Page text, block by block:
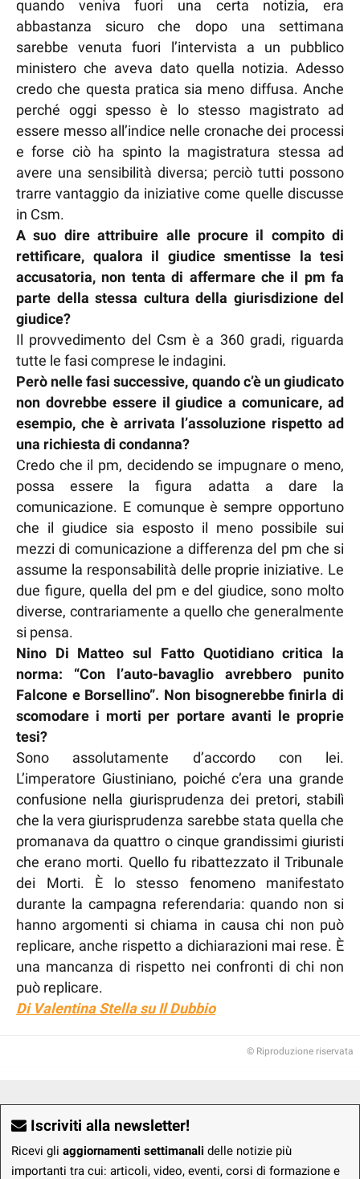
quando veniva fuori una certa notizia, era
abbastanza sicuro che dopo una settimana
sarebbe venuta fuori l’intervista a un pubblico
ministero che aveva dato quella notizia. Adesso
credo che questa pratica sia meno diffusa. Anche
perché oggi spesso è lo stesso magistrato ad
essere messo all’indice nelle cronache dei processi
e forse ciò ha spinto la magistratura stessa ad
avere una sensibilità diversa; perciò tutti possono
trarre vantaggio da iniziative come quelle discusse
in Csm.
A suo dire attribuire alle procure il compito di
rettificare, qualora il giudice smentisse la tesi
accusatoria, non tenta di affermare che il pm fa
parte della stessa cultura della giurisdizione del
giudice?
Il provvedimento del Csm è a 360 gradi, riguarda
tutte le fasi comprese le indagini.
Però nelle fasi successive, quando c’è un giudicato
non dovrebbe essere il giudice a comunicare, ad
esempio, che è arrivata l’assoluzione rispetto ad
una richiesta di condanna?
Credo che il pm, decidendo se impugnare o meno,
possa essere la figura adatta a dare la
comunicazione. E comunque è sempre opportuno
che il giudice sia esposto il meno possibile sui
mezzi di comunicazione a differenza del pm che si
assume la responsabilità delle proprie iniziative. Le
due figure, quella del pm e del giudice, sono molto
diverse, contrariamente a quello che generalmente
si pensa.
Nino Di Matteo sul Fatto Quotidiano critica la
norma: “Con l’auto-bavaglio avrebbero punito
Falcone e Borsellino”. Non bisognerebbe finirla di
scomodare i morti per portare avanti le proprie
tesi?
Sono assolutamente d’accordo con lei.
L’imperatore Giustiniano, poiché c’era una grande
confusione nella giurisprudenza dei pretori, stabilì
che la vera giurisprudenza sarebbe stata quella che
promanava da quattro o cinque grandissimi giuristi
che erano morti. Quello fu ribattezzato il Tribunale
dei Morti. È lo stesso fenomeno manifestato
durante la campagna referendaria: quando non si
hanno argomenti si chiama in causa chi non può
replicare, anche rispetto a dichiarazioni mai rese. È
una mancanza di rispetto nei confronti di chi non
può replicare.
Di Valentina Stella su Il Dubbio
© Riproduzione riservata
Iscriviti alla newsletter!
Ricevi gli aggiornamenti settimanali delle notizie più
importanti tra cui: articoli, video, eventi, corsi di formazione e